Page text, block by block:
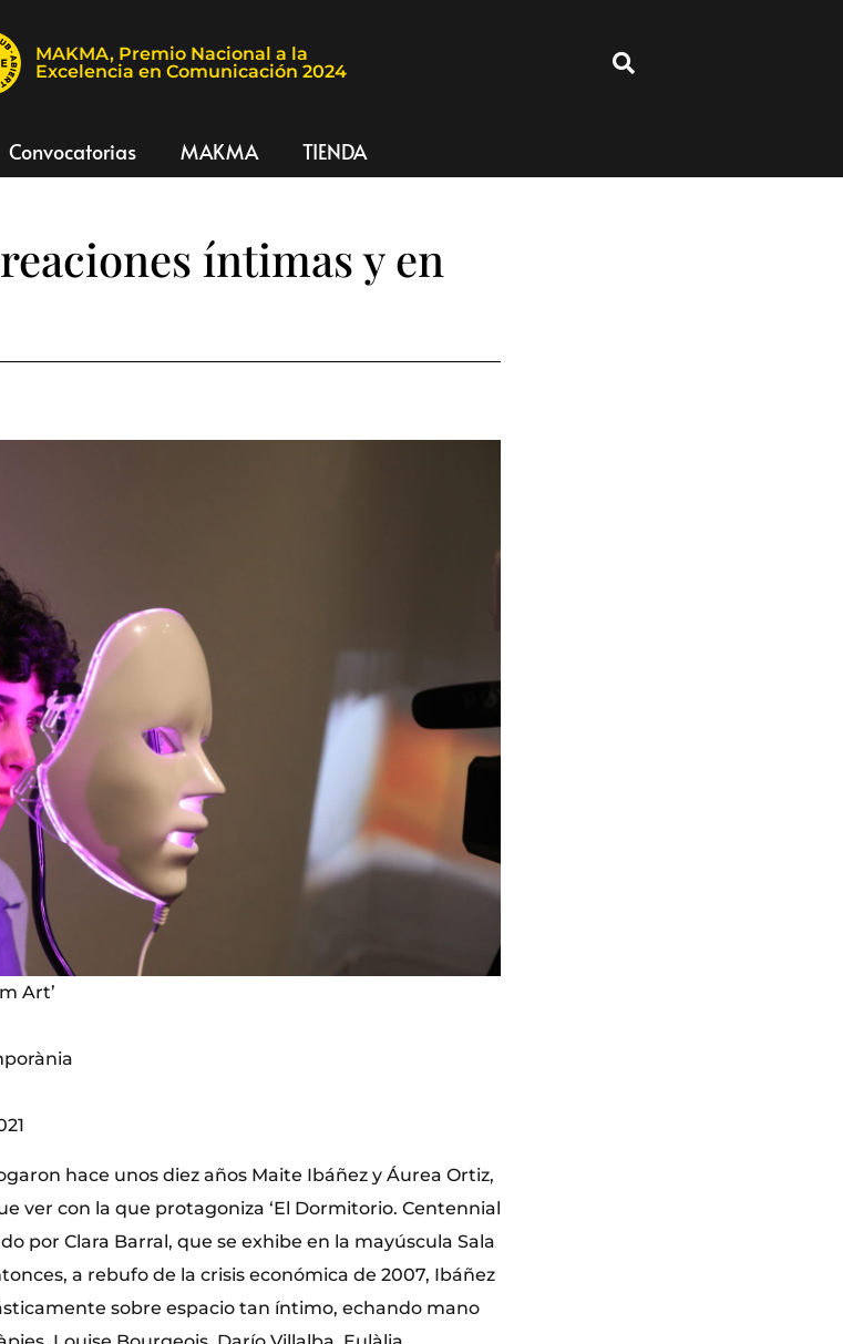
MAKMA, Premio Nacional a la
Excelencia en Comunicación 2024
Convocatorias MAKMA TIENDA
íntimas y en
Art’
hace unos diez años Maite Ibáñez y Áurea Ortiz,
ver con la que protagoniza ‘El Dormitorio. Centennial
por Clara Barral, que se exhibe en la mayúscula Sala
a rebufo de la crisis económica de 2007, Ibáñez
sobre espacio tan íntimo, echando mano